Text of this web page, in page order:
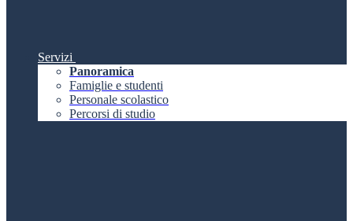
Servizi
Panoramica
Famiglie e studenti
Personale scolastico
Percorsi di studio